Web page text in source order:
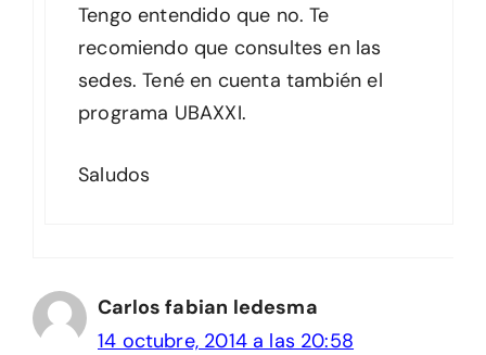
Tengo entendido que no. Te
recomiendo que consultes en las
sedes. Tené en cuenta también el
programa UBAXXI.
Saludos
Carlos fabian ledesma
14 octubre, 2014 a las 20:58